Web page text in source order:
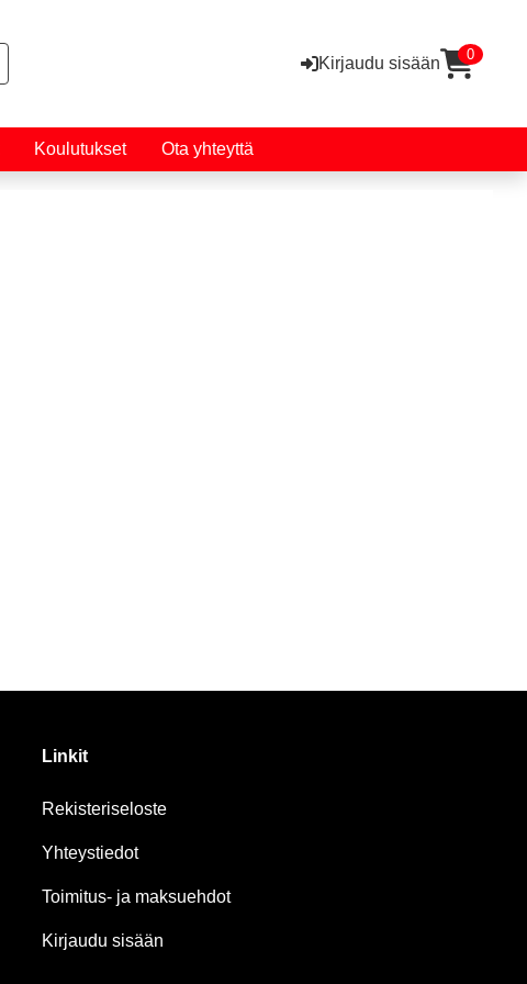
Kirjaudu sisään 0
Koulutukset Ota yhteyttä
Linkit
Rekisteriseloste
Yhteystiedot
Toimitus- ja maksuehdot
Kirjaudu sisään